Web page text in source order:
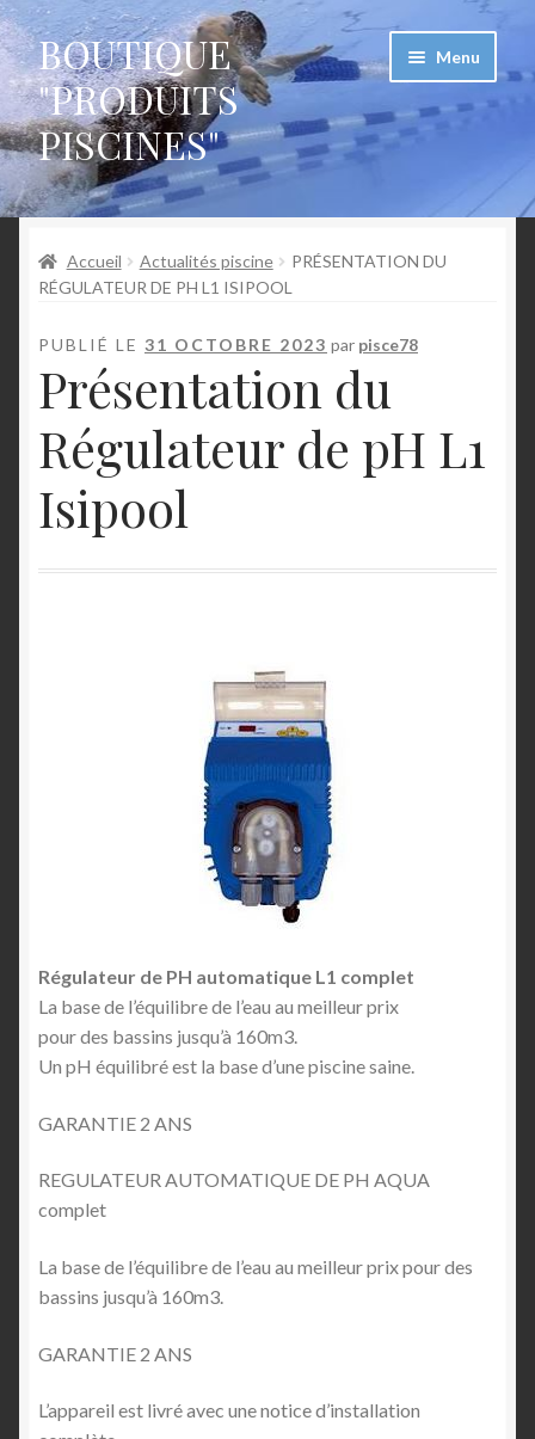
Aller
à
la
navigation
Aller
au
contenu
BOUTIQUE
"PRODUITS
PISCINES"
Menu
Accueil
CGU devis blocs polystyrène pour piscine
Conditions Générales de Vente des kits piscine
Mentions légales
Mon compte
Politique de confidentialité
Politique de cookies (UE)
Vendeur Dashboard
Orders
Shop Settings
Vendors
Accueil Actualités piscine
PRÉSENTATION DU
RÉGULATEUR DE PH L1 ISIPOOL
PUBLIÉ LE 31 OCTOBRE 2023 par pisce78
Présentation du
Régulateur de pH L1
Isipool
Régulateur de PH automatique L1 complet
La base de l’équilibre de l’eau au meilleur prix
pour des bassins jusqu’à 160m3.
Un pH équilibré est la base d’une piscine saine.
GARANTIE 2 ANS
REGULATEUR AUTOMATIQUE DE PH AQUA
complet
La base de l’équilibre de l’eau au meilleur prix pour des
bassins jusqu’à 160m3.
GARANTIE 2 ANS
L’appareil est livré avec une notice d’installation